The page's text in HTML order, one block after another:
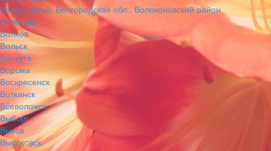
Волоконовка, Белгородская обл., Волоконовский район
Волосово
Волхов
Вольск
Воркута
Ворсма
Воскресенск
Воткинск
Всеволожск
Выборг
Выкса
Высоковск